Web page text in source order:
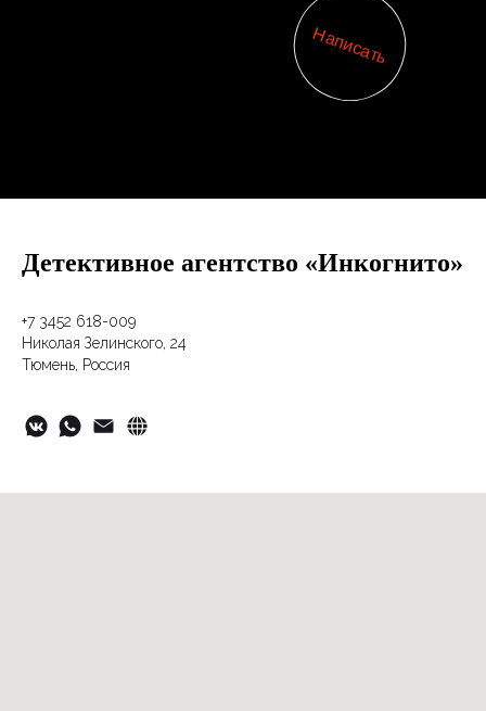
Написать
Детективное агентство «Инкогнито»
+7 3452 618-009
Николая Зелинского, 24
Тюмень, Россия